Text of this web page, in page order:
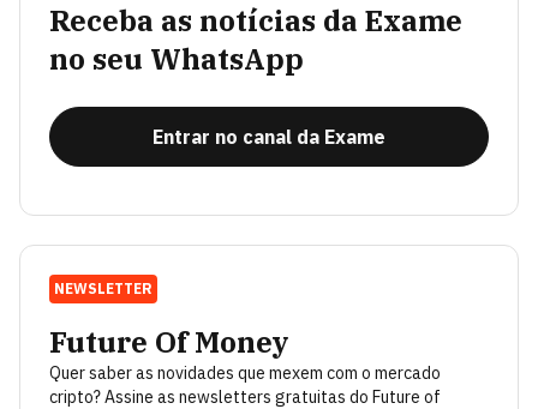
Receba as notícias da Exame
no seu WhatsApp
Entrar no canal da Exame
NEWSLETTER
Future Of Money
Quer saber as novidades que mexem com o mercado
cripto? Assine as newsletters gratuitas do Future of